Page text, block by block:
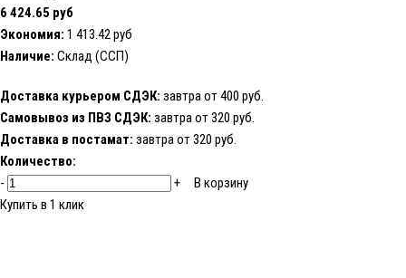
6 424.65 руб
Экономия: 1 413.42 руб
Наличие: Склад (ССП)
Доставка курьером СДЭК: завтра от 400 руб.
Самовывоз из ПВЗ СДЭК: завтра от 320 руб.
Доставка в постамат: завтра от 320 руб.
Количество:
-
+
В корзину
Купить в 1 клик